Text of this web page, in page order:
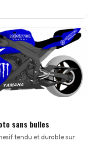
sans bulles
tendu et durable sur